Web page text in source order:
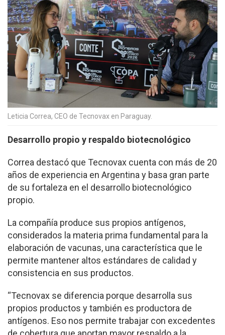
Leticia Correa, CEO de Tecnovax en Paraguay.
Desarrollo propio y respaldo biotecnológico
Correa destacó que Tecnovax cuenta con más de 20
años de experiencia en Argentina y basa gran parte
de su fortaleza en el desarrollo biotecnológico
propio.
La compañía produce sus propios antígenos,
considerados la materia prima fundamental para la
elaboración de vacunas, una característica que le
permite mantener altos estándares de calidad y
consistencia en sus productos.
“Tecnovax se diferencia porque desarrolla sus
propios productos y también es productora de
antígenos. Eso nos permite trabajar con excedentes